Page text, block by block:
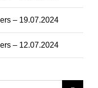
– 19.07.2024
– 12.07.2024